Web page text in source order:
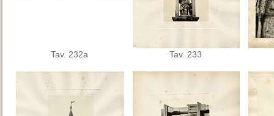
Tav. 232a Tav. 233